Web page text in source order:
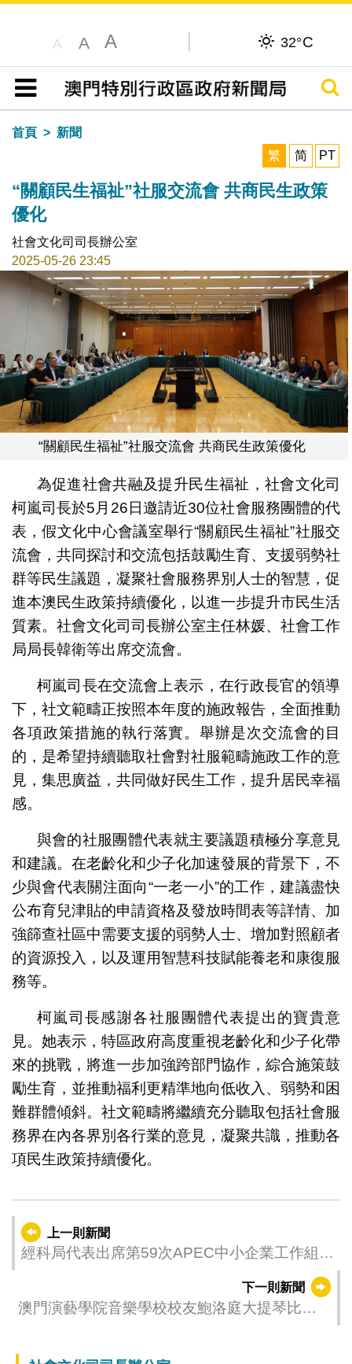
A A A 32°C
目錄
搜尋
首頁
新聞
繁
简 PT
“關顧民生福祉”社服交流會 共商民生政策
優化
社會文化司司長辦公室
2025-05-26 23:45
“關顧民生福祉”社服交流會 共商民生政策優化
為促進社會共融及提升民生福祉，社會文化司
柯嵐司長於5月26日邀請近30位社會服務團體的代
表，假文化中心會議室舉行“關顧民生福祉”社服交
流會，共同探討和交流包括鼓勵生育、支援弱勢社
群等民生議題，凝聚社會服務界別人士的智慧，促
進本澳民生政策持續優化，以進一步提升市民生活
質素。社會文化司司長辦公室主任林媛、社會工作
局局長韓衛等出席交流會。
柯嵐司長在交流會上表示，在行政長官的領導
下，社文範疇正按照本年度的施政報告，全面推動
各項政策措施的執行落實。舉辦是次交流會的目
的，是希望持續聽取社會對社服範疇施政工作的意
見，集思廣益，共同做好民生工作，提升居民幸福
感。
與會的社服團體代表就主要議題積極分享意見
和建議。在老齡化和少子化加速發展的背景下，不
少與會代表關注面向“一老一小”的工作，建議盡快
公布育兒津貼的申請資格及發放時間表等詳情、加
強篩查社區中需要支援的弱勢人士、增加對照顧者
的資源投入，以及運用智慧科技賦能養老和康復服
務等。
柯嵐司長感謝各社服團體代表提出的寶貴意
見。她表示，特區政府高度重視老齡化和少子化帶
來的挑戰，將進一步加強跨部門協作，綜合施策鼓
勵生育， 並推動福利更精準地向低收入、弱勢和困
難群體傾斜。社文範疇將繼續充分聽取包括社會服
務界在內各界別各行業的意見，凝聚共識，推動各
項民生政策持續優化。
上一則新聞
經科局代表出席第59次APEC中小企業工作組會
下一則新聞
澳門演藝學院音樂學校校友鮑洛庭大提琴比賽